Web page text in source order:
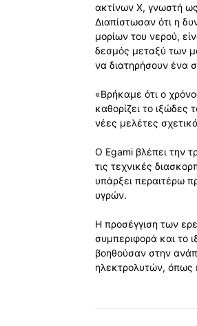
ακτίνων Χ, γνωστή
Διαπίστωσαν ότι η
μορίων του νερού,
δεσμός μεταξύ των
να διατηρήσουν ένα
«Βρήκαμε ότι ο
καθορίζει το
νέες μελέτες
Ο Egami βλέπει την
τις τεχνικές
υπάρξει περαιτέρω
υγρών.
Η προσέγγιση των
συμπεριφορά και το
βοηθούσαν στην
ηλεκτρολυτών, όπως